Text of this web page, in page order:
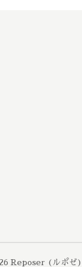
Reposer (ルポゼ)